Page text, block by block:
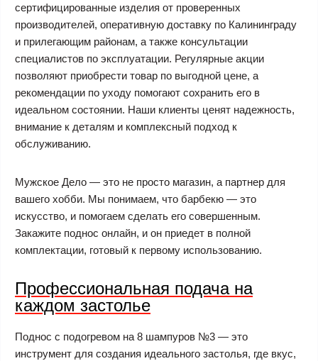
сертифицированные изделия от проверенных
производителей, оперативную доставку по Калининграду
и прилегающим районам, а также консультации
специалистов по эксплуатации. Регулярные акции
позволяют приобрести товар по выгодной цене, а
рекомендации по уходу помогают сохранить его в
идеальном состоянии. Наши клиенты ценят надежность,
внимание к деталям и комплексный подход к
обслуживанию.
Мужское Дело — это не просто магазин, а партнер для
вашего хобби. Мы понимаем, что барбекю — это
искусство, и помогаем сделать его совершенным.
Закажите поднос онлайн, и он приедет в полной
комплектации, готовый к первому использованию.
Профессиональная подача на
каждом застолье
Поднос с подогревом на 8 шампуров №3 — это
инструмент для создания идеального застолья, где вкус,